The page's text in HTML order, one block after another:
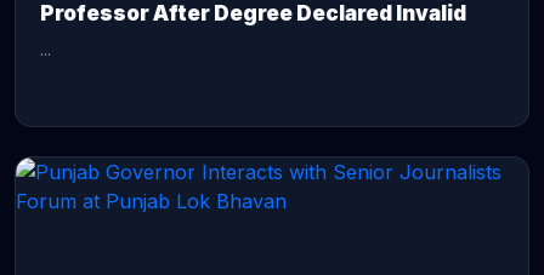
Professor After Degree Declared Invalid
...